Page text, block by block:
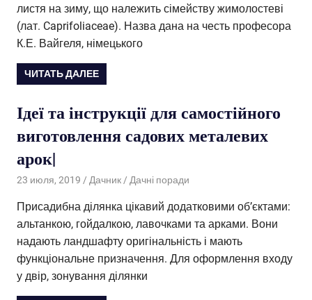
листя на зиму, що належить сімейству жимолостеві
(лат. Caprifoliaceae). Назва дана на честь професора
К.Е. Вайгеля, німецького
ЧИТАТЬ ДАЛЕЕ
Ідеї ​​та інструкції для самостійного
виготовлення садових металевих
арок|
23 июля, 2019 Дачник Дачні поради
Присадибна ділянка цікавий додатковими об’єктами:
альтанкою, гойдалкою, лавочками та арками. Вони
надають ландшафту оригінальність і мають
функціональне призначення. Для оформлення входу
у двір, зонування ділянки